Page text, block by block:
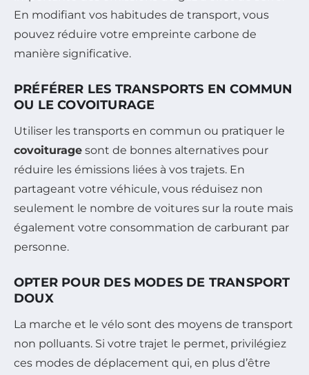
En modifiant vos habitudes de transport, vous
pouvez réduire votre empreinte carbone de
manière significative.
PRÉFÉRER LES TRANSPORTS EN COMMUN
OU LE COVOITURAGE
Utiliser les transports en commun ou pratiquer le
covoiturage sont de bonnes alternatives pour
réduire les émissions liées à vos trajets. En
partageant votre véhicule, vous réduisez non
seulement le nombre de voitures sur la route mais
également votre consommation de carburant par
personne.
OPTER POUR DES MODES DE TRANSPORT
DOUX
La marche et le vélo sont des moyens de transport
non polluants. Si votre trajet le permet, privilégiez
ces modes de déplacement qui, en plus d’être